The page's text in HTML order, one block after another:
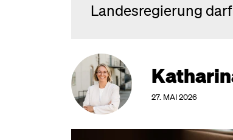
Landesregierung
27. MAI 2026